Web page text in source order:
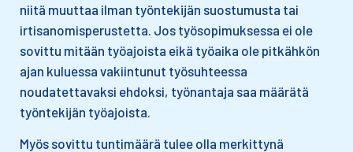
niitä muuttaa ilman työntekijän suostumusta tai
irtisanomisperustetta. Jos työsopimuksessa ei ole
sovittu mitään työajoista eikä työaika ole pitkähkön
ajan kuluessa vakiintunut työsuhteessa
noudatettavaksi ehdoksi, työnantaja saa määrätä
työntekijän työajoista.​
Myös sovittu tuntimäärä tulee olla merkittynä